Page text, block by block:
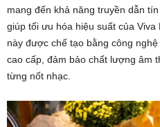
mang đến khả năng truyền dẫn
giúp tối ưu hóa hiệu suất của
này được chế tạo bằng công
cao cấp, đảm bảo chất lượng âm
từng nốt nhạc.